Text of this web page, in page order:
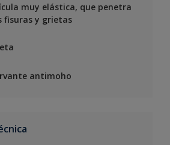
muy elástica, que penetra
fisuras y grietas
antimoho